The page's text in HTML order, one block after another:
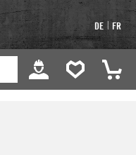
DE | FR